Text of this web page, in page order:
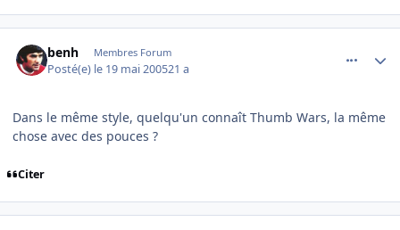
benh Membres Forum
Posté(e) le 19 mai 200521 a
Dans le même style, quelqu'un connaît Thumb Wars, la même
chose avec des pouces ?
Citer